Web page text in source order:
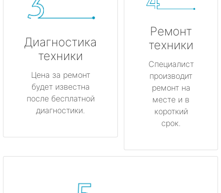
Диагностика
техники
Цена за ремонт
будет известна
после бесплатной
диагностики.
Ремонт
техники
Специалист
производит
ремонт на
месте и в
короткий
срок.